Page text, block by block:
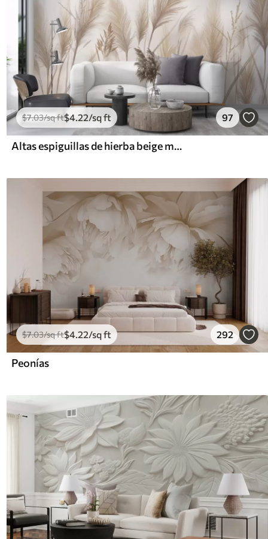
$7.03/sq ft$4.22/sq ft 97
Altas espiguillas de hierba beige mecidas por el viento sobre un fondo suave y claro
$7.03/sq ft$4.22/sq ft 292
Peonías